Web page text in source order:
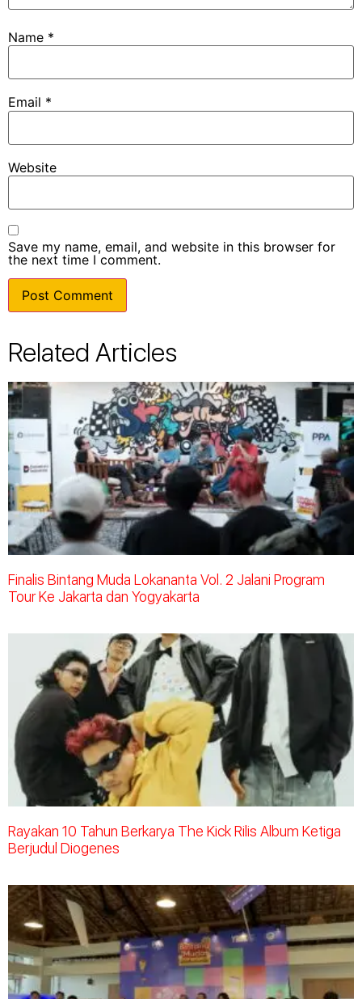
Name *
Email *
Website
Save my name, email, and website in this browser for
the next time I comment.
Related Articles
Finalis Bintang Muda Lokananta Vol. 2 Jalani Program
Tour Ke Jakarta dan Yogyakarta
Rayakan 10 Tahun Berkarya The Kick Rilis Album Ketiga
Berjudul Diogenes